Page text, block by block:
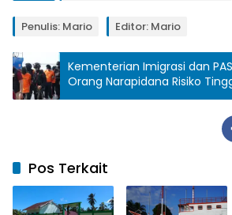
Penulis: Mario Editor: Mario
Kementerian Imigrasi dan
Orang Narapidana Risiko
Nusakambangan
Pos Terkait